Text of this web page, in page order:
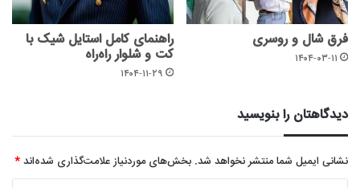
فرق شال و روسری
۱۴۰۴-۰۳-۱۱
راهنمای کامل استایل شیک با
کت و شلوار راه‌راه
۱۴۰۴-۱۱-۲۹
دیدگاهتان را بنویسید
نشانی ایمیل شما منتشر نخواهد شد. بخش‌های موردنیاز علامت‌گذاری شده‌اند*